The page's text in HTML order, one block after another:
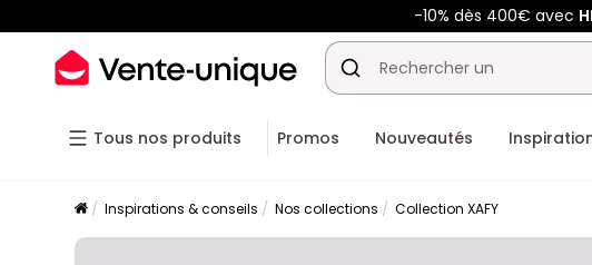
-10% dès 400€ avec
Tous nos produits Promos Nouveautés
Inspirations & conseils Nos collections Collection XAFY